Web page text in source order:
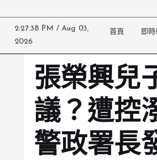
2:27:39 PM / Aug 03,
2026
首頁 即
張榮興兒
議？遭控
警政署長